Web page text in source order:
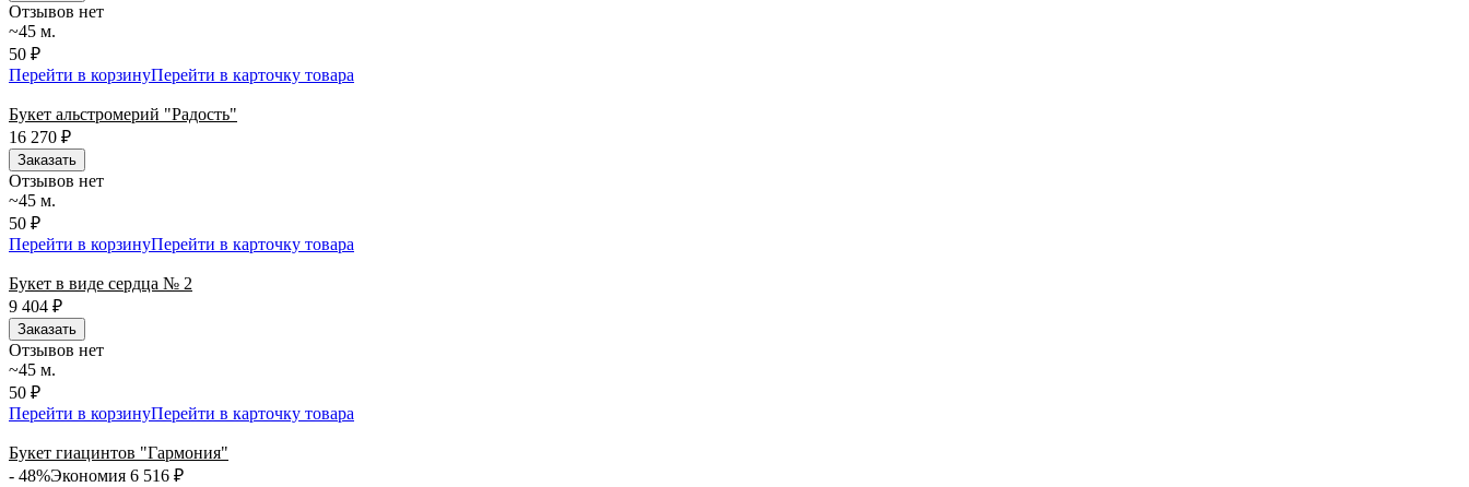
Отзывов нет
~45 м.
50 ₽
Перейти в корзинуПерейти в карточку товара
Букет альстромерий "Радость"
16 270 ₽
Заказать
Отзывов нет
~45 м.
50 ₽
Перейти в корзинуПерейти в карточку товара
Букет в виде сердца № 2
9 404 ₽
Заказать
Отзывов нет
~45 м.
50 ₽
Перейти в корзинуПерейти в карточку товара
Букет гиацинтов "Гармония"
- 48%Экономия 6 516 ₽